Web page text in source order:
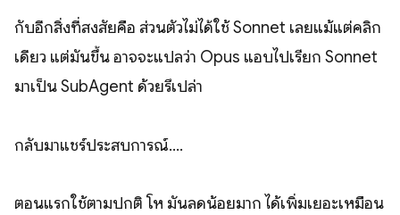
กับอีกสิ่งที่สงสัยคือ ส่วนตัวไม่ได้ใช้ Sonnet เลยแม้แต่คลิก
เดียว แต่มันขึ้น อาจจะแปลว่า Opus แอบไปเรียก Sonnet
มาเป็น SubAgent ด้วยรึเปล่า
กลับมาแชร์ประสบการณ์....
ตอนแรกใช้ตามปกติ โห มันลดน้อยมาก ได้เพิ่มเยอะเหมือน